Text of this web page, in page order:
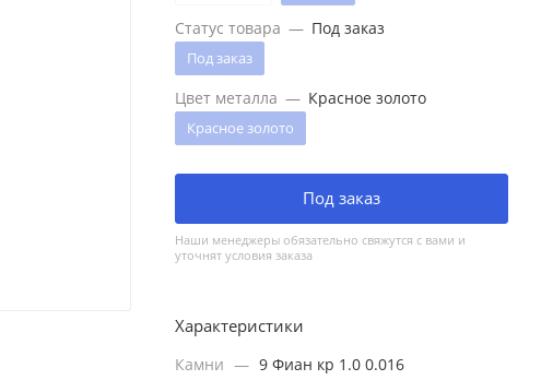
Статус товара — Под заказ
Под заказ
Цвет металла — Красное золото
Красное золото
Под заказ
Наши менеджеры обязательно свяжутся с вами и
уточнят условия заказа
Характеристики
Камни — 9 Фиан кр 1.0 0.016